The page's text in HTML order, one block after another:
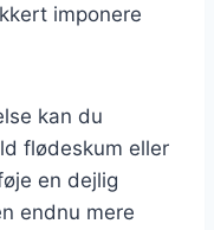
imponere
kan du
flødeskum eller
en dejlig
endnu mere